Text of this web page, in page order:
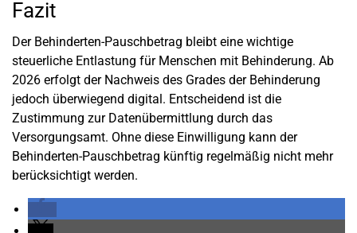
Fazit
Der Behinderten-Pauschbetrag bleibt eine wichtige
steuerliche Entlastung für Menschen mit Behinderung. Ab
2026 erfolgt der Nachweis des Grades der Behinderung
jedoch überwiegend digital. Entscheidend ist die
Zustimmung zur Datenübermittlung durch das
Versorgungsamt. Ohne diese Einwilligung kann der
Behinderten-Pauschbetrag künftig regelmäßig nicht mehr
berücksichtigt werden.